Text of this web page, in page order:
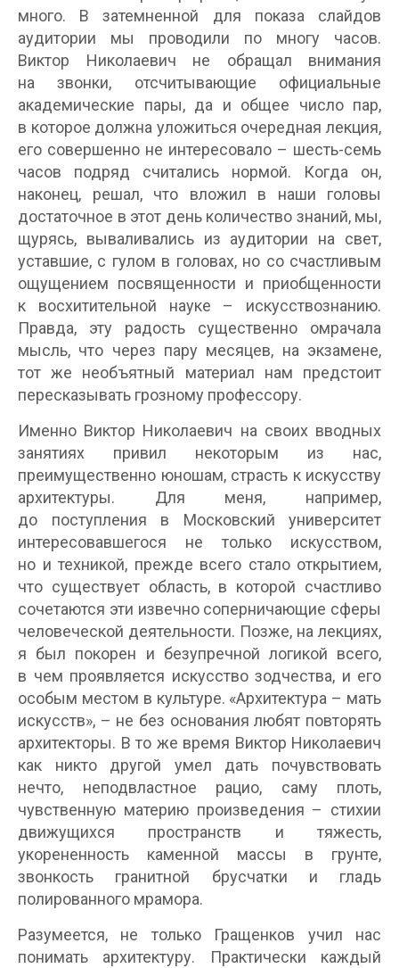
много. В затемненной для показа слайдов
аудитории мы проводили по многу часов.
Виктор Николаевич не обращал внимания
на звонки, отсчитывающие официальные
академические пары, да и общее число пар,
в которое должна уложиться очередная лекция,
его совершенно не интересовало – шесть-семь
часов подряд считались нормой. Когда он,
наконец, решал, что вложил в наши головы
достаточное в этот день количество знаний, мы,
щурясь, вываливались из аудитории на свет,
уставшие, с гулом в головах, но со счастливым
ощущением посвященности и приобщенности
к восхитительной науке – искусствознанию.
Правда, эту радость существенно омрачала
мысль, что через пару месяцев, на экзамене,
тот же необъятный материал нам предстоит
пересказывать грозному профессору.
Именно Виктор Николаевич на своих вводных
занятиях привил некоторым из нас,
преимущественно юношам, страсть к искусству
архитектуры. Для меня, например,
до поступления в Московский университет
интересовавшегося не только искусством,
но и техникой, прежде всего стало открытием,
что существует область, в которой счастливо
сочетаются эти извечно соперничающие сферы
человеческой деятельности. Позже, на лекциях,
я был покорен и безупречной логикой всего,
в чем проявляется искусство зодчества, и его
особым местом в культуре. «Архитектура – мать
искусств», – не без основания любят повторять
архитекторы. В то же время Виктор Николаевич
как никто другой умел дать почувствовать
нечто, неподвластное рацио, саму плоть,
чувственную материю произведения – стихии
движущихся пространств и тяжесть,
укорененность каменной массы в грунте,
звонкость гранитной брусчатки и гладь
полированного мрамора.
Разумеется, не только Гращенков учил нас
понимать архитектуру. Практически каждый